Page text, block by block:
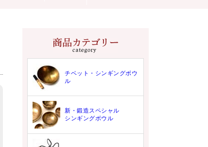
チベット・シンギングボウ
ル
新・鍛造スペシャル
シンギングボウル